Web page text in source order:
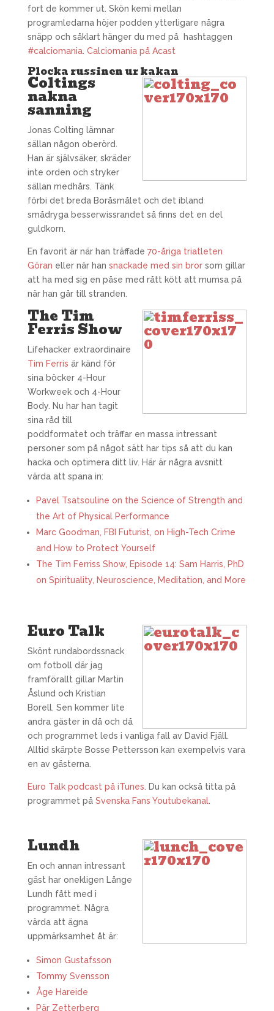
fort de kommer ut. Skön kemi mellan
programledarna höjer podden ytterligare några
snäpp och såklart hänger du med på hashtaggen
#calciomania. Calciomania på Acast
Plocka russinen ur kakan
Coltings
nakna
sanning
Jonas Colting lämnar
sällan någon oberörd.
Han är självsäker, skräder
inte orden och stryker
sällan medhårs. Tänk
förbi det breda Boråsmålet och det ibland
smådryga besserwissrandet så finns det en del
guldkorn.
En favorit är när han träffade 70-åriga triatleten
Göran eller när han snackade med sin brorsom gillar
att ha med sig en påse med rått kött att mumsa på
när han går till stranden.
The Tim
Ferris Show
Lifehacker extraordinaire
Tim Ferris är känd för
sina böcker 4-Hour
Workweek och 4-Hour
Body. Nu har han tagit
sina råd till
poddformatet och träffar en massa intressant
personer som på något sätt har tips så att du kan
hacka och optimera ditt liv. Här är några avsnitt
värda att spana in:
Pavel Tsatsouline on the Science of Strength and
the Art of Physical Performance
Marc Goodman, FBI Futurist, on High-Tech Crime
and How to Protect Yourself
The Tim Ferriss Show, Episode 14: Sam Harris, PhD
on Spirituality, Neuroscience, Meditation, and More
Euro Talk
Skönt rundabordssnack
om fotboll där jag
framförallt gillar Martin
Åslund och Kristian
Borell. Sen kommer lite
andra gäster in då och då
och programmet leds i vanliga fall av David Fjäll.
Alltid skärpte Bosse Pettersson kan exempelvis vara
en av gästerna.
Euro Talk podcast på iTunes . Du kan också titta på
programmet på Svenska Fans Youtubekanal.
Lundh
En och annan intressant
gäst har onekligen Långe
Lundh fått med i
programmet. Några
värda att ägna
uppmärksamhet åt är:
Simon Gustafsson
Tommy Svensson
Åge Hareide
Pär Zetterberg